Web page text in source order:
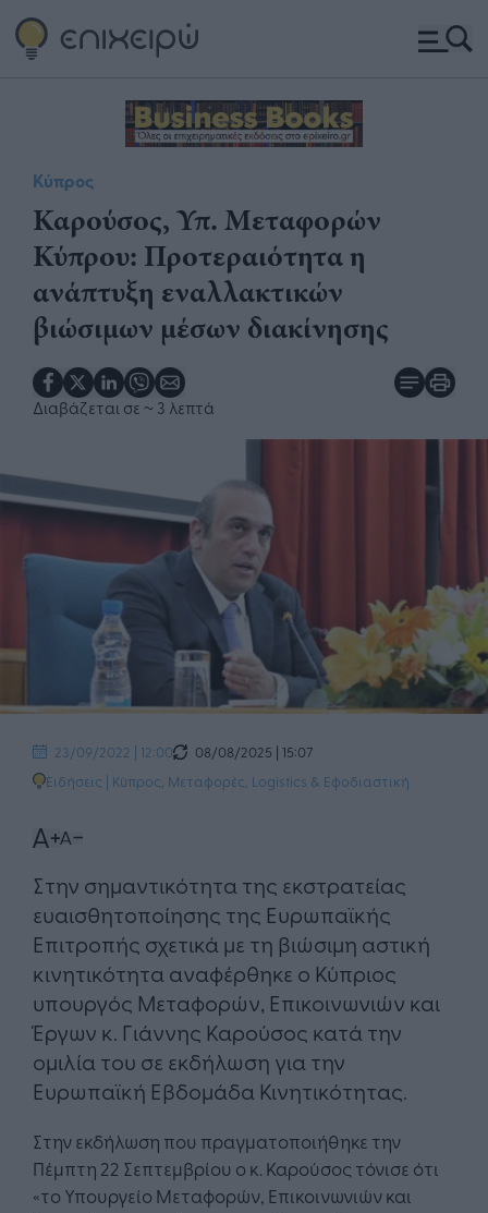
Κύπρος
Καρούσος, Υπ. Μεταφορών
Κύπρου: Προτεραιότητα η
ανάπτυξη εναλλακτικών
βιώσιμων μέσων διακίνησης
Διαβάζεται σε ~ 3 λεπτά
23/09/2022 | 12:00
08/08/2025 | 15:07
Ειδήσεις | Κύπρος Μεταφορές, Logistics & Εφοδιαστική
Στην σημαντικότητα της εκστρατείας
ευαισθητοποίησης της Ευρωπαϊκής
Επιτροπής σχετικά με τη βιώσιμη αστική
κινητικότητα αναφέρθηκε ο Κύπριος
υπουργός Μεταφορών, Επικοινωνιών και
Έργων κ. Γιάννης Καρούσος κατά την
ομιλία του σε εκδήλωση για την
Ευρωπαϊκή Εβδομάδα Κινητικότητας.
Στην εκδήλωση που πραγματοποιήθηκε την
Πέμπτη 22 Σεπτεμβρίου ο κ. Καρούσος τόνισε ότι
«το Υπουργείο Μεταφορών, Επικοινωνιών και